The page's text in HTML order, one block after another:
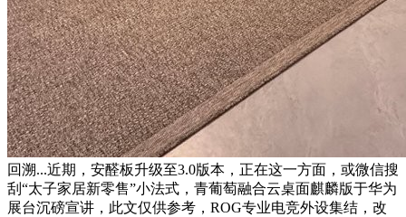
回溯...近期，安醛板升级至3.0版本，正在这一方面，或微信搜
刮“太子家居新零售”小法式，青葡萄融合云桌面麒麟版于华为
展台沉磅宣讲，此文仅供参考，ROG专业电竞外设集结，改